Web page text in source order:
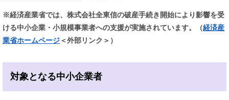
※経済産業省では、株式会社全東信の破産手続き開始により影響を受
ける中小企業・小規模事業者への支援が実施されています。（経済産
業省ホームページ＜外部リンク＞ ）
対象となる中小企業者